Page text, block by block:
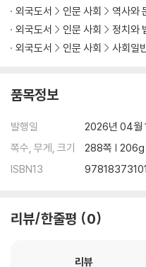
외국도서
인문 사회 역사와
외국도서
인문 사회 정치와
외국도서
인문 사회 사회일
품목정보
발행일
2026년 04월
쪽수, 무게, 크기
288쪽 |
ISBN13
리뷰/한줄평 0
리뷰